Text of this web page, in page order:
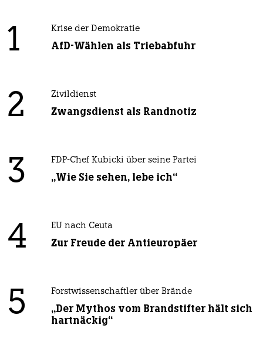
1 Krise der Demokratie
AfD-Wählen als Triebabfuhr
2 Zivildienst
Zwangsdienst als Randnotiz
3 FDP-Chef Kubicki über seine Partei
„Wie Sie sehen, lebe ich“
4 EU nach Ceuta
Zur Freude der Antieuropäer
5 Forstwissenschaftler über Brände
„Der Mythos vom Brandstifter hält sich
hartnäckig“